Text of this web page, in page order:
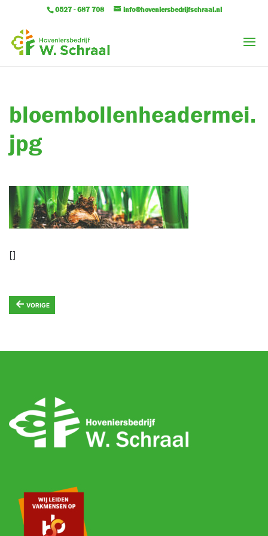
0527 - 687 708 info@hoveniersbedrijfschraal.nl
bloembollenheadermei.
jpg
[]
← VORIGE